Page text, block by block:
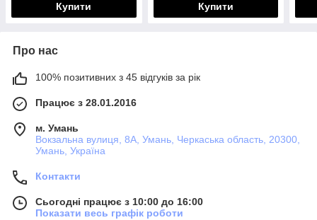
Купити Купити
Про нас
100% позитивних з 45 відгуків за рік
Працює з 28.01.2016
м. Умань
Вокзальна вулиця, 8А, Умань, Черкаська область, 20300,
Умань, Україна
Контакти
Сьогодні працює з 10:00 до 16:00
Показати весь графік роботи